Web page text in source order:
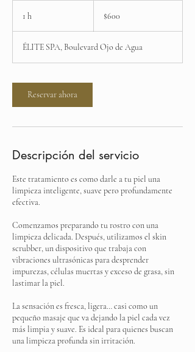
1 h
mexicanos
$600
ÉLITE SPA, Boulevard Ojo de Agua
Reservar ahora
Descripción del servicio
Este tratamiento es como darle a tu piel una
limpieza inteligente, suave pero profundamente
efectiva.
Comenzamos preparando tu rostro con una
limpieza delicada. Después, utilizamos el skin
scrubber, un dispositivo que trabaja con
vibraciones ultrasónicas para desprender
impurezas, células muertas y exceso de grasa, sin
lastimar la piel.
La sensación es fresca, ligera… casi como un
pequeño masaje que va dejando la piel cada vez
más limpia y suave. Es ideal para quienes buscan
una limpieza profunda sin irritación.